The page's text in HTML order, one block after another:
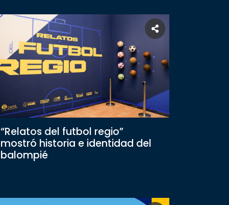
“Relatos del futbol regio”
mostró historia e identidad del
balompié